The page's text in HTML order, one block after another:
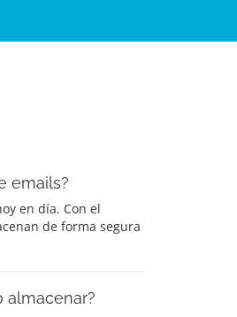
emails?
en día. Con el
de forma segura
almacenar?